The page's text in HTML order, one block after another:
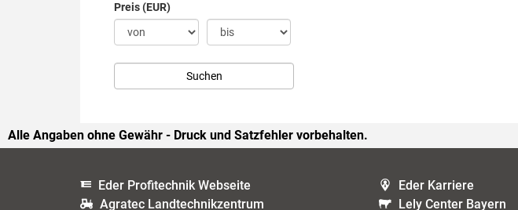
Preis (EUR)
Alle Angaben ohne Gewähr - Druck und Satzfehler vorbehalten.
Eder Profitechnik Webseite Eder Karriere
Agratec Landtechnikzentrum
Lely Center Bayern